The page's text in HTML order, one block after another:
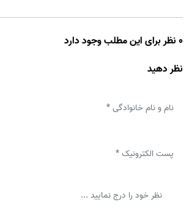
0 نظر برای این مطلب وجود دارد
نظر دهید